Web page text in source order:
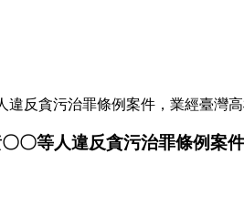
反貪污治罪條例案件，業經臺灣
〇等人違反貪污治罪條例案